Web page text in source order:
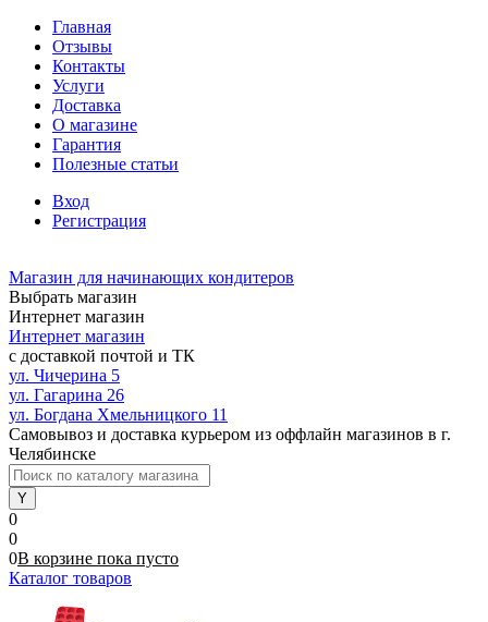
Главная
Отзывы
Контакты
Услуги
Доставка
О магазине
Гарантия
Полезные статьи
Вход
Регистрация
Магазин для начинающих кондитеров
Выбрать магазин
Интернет магазин
Интернет магазин
с доставкой почтой и ТК
ул. Чичерина 5
ул. Гагарина 26
ул. Богдана Хмельницкого 11
Самовывоз и доставка курьером из оффлайн магазинов в г.
Челябинске
0
0
0В корзине пока пусто
Каталог товаров